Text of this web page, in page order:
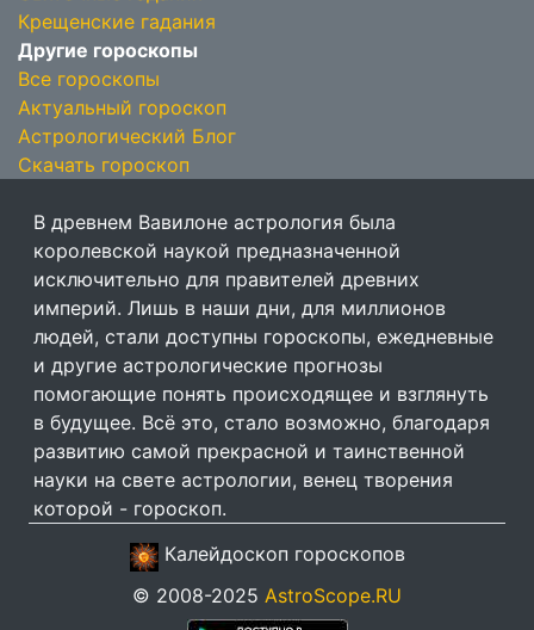
Крещенские гадания
Другие гороскопы
Все гороскопы
Актуальный гороскоп
Астрологический Блог
Скачать гороскоп
В древнем Вавилоне астрология была
королевской наукой предназначенной
исключительно для правителей древних
империй. Лишь в наши дни, для миллионов
людей, стали доступны гороскопы, ежедневные
и другие астрологические прогнозы
помогающие понять происходящее и взглянуть
в будущее. Всё это, стало возможно, благодаря
развитию самой прекрасной и таинственной
науки на свете астрологии, венец творения
которой - гороскоп.
Калейдоскоп гороскопов
© 2008-2025 AstroScope.RU